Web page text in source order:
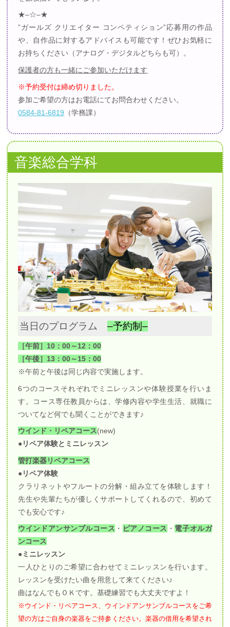
★–☆–★
”ガールズ クリエイター コンペティション”応募用の作品
や、自作品に対するアドバイスも可能です！ぜひお気軽に
お持ちください（アナログ・デジタルどちらも可）。
保護者の方も一緒にご参加いただけます
※予約受付は締め切りました。
参加ご希望の方はお電話にてお問合わせください。
0584-81-6819 （学務課）
音楽総合学科
当日のプログラム–予約制–
［午前］10：00～12：00
［午後］13：00～15：00
※午前と午後は同じ内容で実施します。
6つのコースそれぞれでミニレッスンや体験授業を行いま
す。コース専任教員からは、学修内容や学生生活、就職に
ついてなど何でも聞くことができます♪
ウインド・リペアコース(new)
●リペア体験とミニレッスン
管打楽器リペアコース
●リペア体験
クラリネットやフルートの分解・組み立てを体験します！
先生や先輩たちが優しくサポートしてくれるので、初めて
でも安心です♪
ウインドアンサンブルコース ・ ピアノコース ・ 電子オルガ
ンコース
●ミニレッスン
一人ひとりのご希望に合わせてミニレッスンを行います。
レッスンを受けたい曲を用意して来てください♪
曲はなんでもＯＫです。基礎練習でも大丈夫ですよ！
※ウインド・リペアコース、ウインドアンサンブルコースをご希
望の方はご自身の楽器をご持参ください。楽器の借用を希望され